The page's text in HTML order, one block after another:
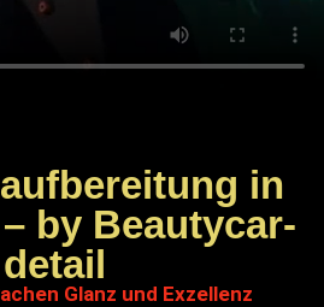
in
by Beautycar-
detail
Glanz und Exzellenz